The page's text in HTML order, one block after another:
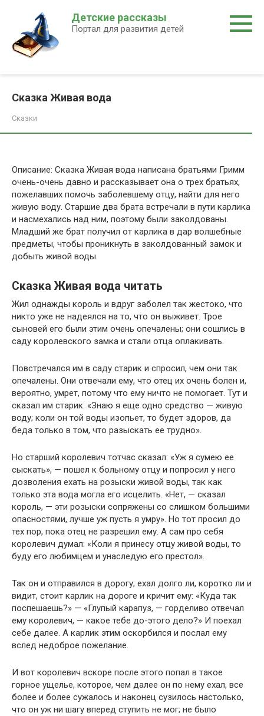
контенту
Детские рассказы
Портал для развития детей
Сказка Живая вода
Сказки
Описание: Сказка Живая вода написана братьями Гримм
очень-очень давно и рассказывает она о трех братьях,
пожелавших помочь заболевшему отцу, найти для него
живую воду. Старшие два брата встречали в пути карлика
и насмехались над ним, поэтому были заколдованы.
Младший же брат получил от карлика в дар волшебные
предметы, чтобы проникнуть в заколдованный замок и
добыть живой воды.
Сказка Живая вода читать
Жил однажды король и вдруг заболел так жестоко, что
никто уже не надеялся на то, что он выживет. Трое
сыновей его были этим очень опечалены; они сошлись в
саду королевского замка и стали отца оплакивать.
Повстречался им в саду старик и спросил, чем они так
опечалены. Они отвечали ему, что отец их очень болен и,
вероятно, умрет, потому что ему ничто не помогает. Тут и
сказал им старик: «Знаю я еще одно средство — живую
воду; коли он той воды изопьет, то будет здоров, да
беда только в том, что разыскать ее трудно».
Но старший королевич тотчас сказал: «Уж я сумею ее
сыскать», — пошел к больному отцу и попросил у него
дозволения ехать на розыски живой воды, так как
только эта вода могла его исцелить. «Нет, — сказал
король, — эти розыски сопряжены со слишком большими
опасностями, лучше уж пусть я умру». Но тот просил до
тех пор, пока отец не разрешил ему. А сам про себя
королевич думал: «Коли я принесу отцу живой воды, то
буду его любимцем и унаследую его престол».
Так он и отправился в дорогу; ехал долго ли, коротко ли и
видит, стоит карлик на дороге и кричит ему: «Куда так
поспешаешь?» — «Глупый карапуз, — горделиво отвечал
ему королевич, — какое тебе до-этого дело?» И поехал
себе далее. А карлик этим оскорбился и послал ему
вслед недоброе пожелание.
И вот королевич вскоре после этого попал в такое
горное ущелье, которое, чем далее он по нему ехал, все
более и более сужалось и наконец сузилось настолько,
что он уж ни шагу вперед ступить не мог; не было